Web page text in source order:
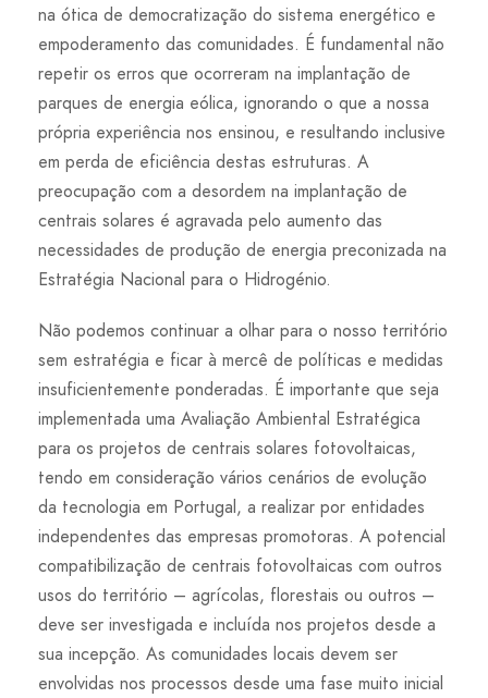
na ótica de democratização do sistema energético e
empoderamento das comunidades. É fundamental não
repetir os erros que ocorreram na implantação de
parques de energia eólica, ignorando o que a nossa
própria experiência nos ensinou, e resultando inclusive
em perda de eficiência destas estruturas. A
preocupação com a desordem na implantação de
centrais solares é agravada pelo aumento das
necessidades de produção de energia preconizada na
Estratégia Nacional para o Hidrogénio.
Não podemos continuar a olhar para o nosso território
sem estratégia e ficar à mercê de políticas e medidas
insuficientemente ponderadas. É importante que seja
implementada uma Avaliação Ambiental Estratégica
para os projetos de centrais solares fotovoltaicas,
tendo em consideração vários cenários de evolução
da tecnologia em Portugal, a realizar por entidades
independentes das empresas promotoras. A potencial
compatibilização de centrais fotovoltaicas com outros
usos do território – agrícolas, florestais ou outros –
deve ser investigada e incluída nos projetos desde a
sua incepção. As comunidades locais devem ser
envolvidas nos processos desde uma fase muito inicial